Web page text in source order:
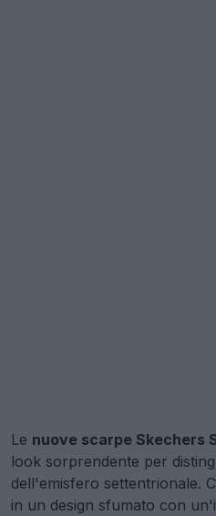
Le nuove scarpe Skechers
look sorprendente per
dell'emisfero settentrionale.
in un design sfumato con